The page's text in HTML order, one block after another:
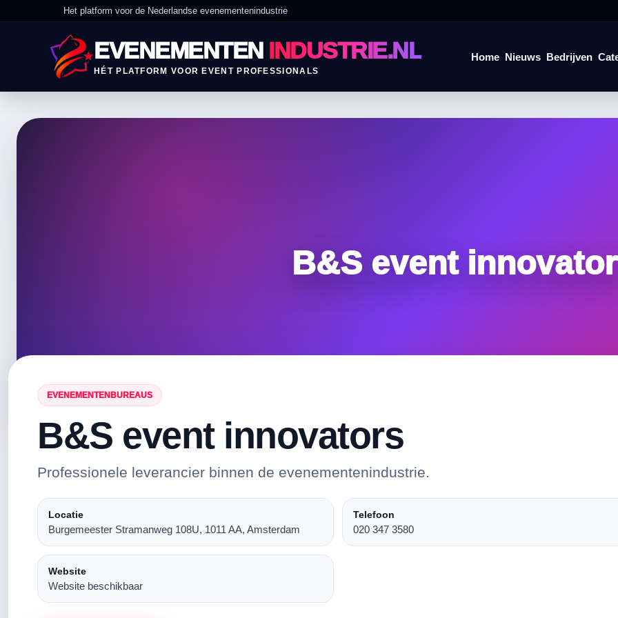
Het platform voor de Nederlandse evenementenindustrie
EVENEMENTEN INDUSTRIE.NL
HÉT PLATFORM VOOR EVENT PROFESSIONALS
Home Nieuws Bedrijven
B&S event
EVENEMENTENBUREAUS
B&S event innovators
Professionele leverancier binnen de evenementenindustrie.
Locatie
Burgemeester Stramanweg 108U, 1011 AA, Amsterdam
Telefoon
020 347 3580
Website
Website beschikbaar